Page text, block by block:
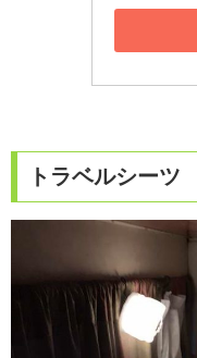
トラベルシーツ